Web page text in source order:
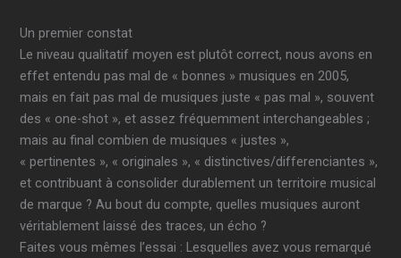
Un premier constat
Le niveau qualitatif moyen est plutôt correct, nous avons en
effet entendu pas mal de « bonnes » musiques en 2005,
mais en fait pas mal de musiques juste « pas mal », souvent
des « one-shot », et assez fréquemment interchangeables ;
mais au final combien de musiques « justes »,
« pertinentes », « originales », « distinctives/differenciantes »,
et contribuant à consolider durablement un territoire musical
de marque ? Au bout du compte, quelles musiques auront
véritablement laissé des traces, un écho ?
Faites vous mêmes l’essai : Lesquelles avez vous remarqué